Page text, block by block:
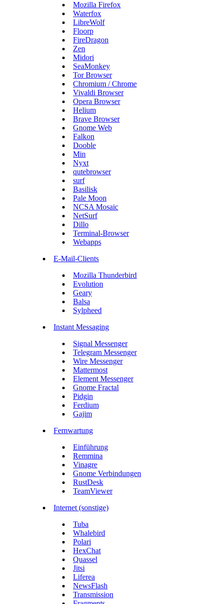
Mozilla Firefox
Waterfox
LibreWolf
Floorp
FireDragon
Zen
Midori
SeaMonkey
Tor Browser
Chromium / Chrome
Vivaldi Browser
Opera Browser
Helium
Brave Browser
Gnome Web
Falkon
Dooble
Min
Nyxt
qutebrowser
surf
Basilisk
Pale Moon
NCSA Mosaic
NetSurf
Dillo
Terminal-Browser
Webapps
E-Mail-Clients
Mozilla Thunderbird
Evolution
Geary
Balsa
Sylpheed
Instant Messaging
Signal Messenger
Telegram Messenger
Wire Messenger
Mattermost
Element Messenger
Gnome Fractal
Pidgin
Ferdium
Gajim
Fernwartung
Einführung
Remmina
Vinagre
Gnome Verbindungen
RustDesk
TeamViewer
Internet (sonstige)
Tuba
Whalebird
Polari
HexChat
Quassel
Jitsi
Liferea
NewsFlash
Transmission